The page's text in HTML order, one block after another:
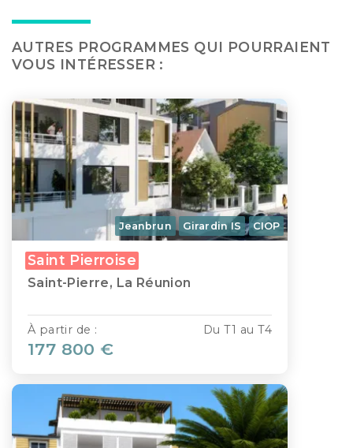
AUTRES PROGRAMMES QUI POURRAIENT
VOUS INTÉRESSER :
Jeanbrun Girardin IS CIOP
Saint Pierroise
Saint-Pierre, La Réunion
Du T1 au T4
À partir de :
177 800 €